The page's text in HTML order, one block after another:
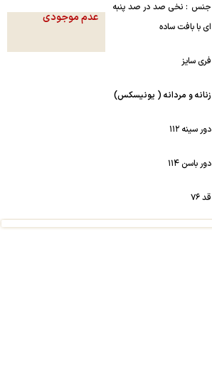
جنس : نخی صد در صد پنبه
ای با بافت ساده
فری سایز
زنانه و مردانه ( یونیسکس)
دور سینه ۱۱۲
دور باسن ۱۱۴
قد ۷۶
عدم موجودی